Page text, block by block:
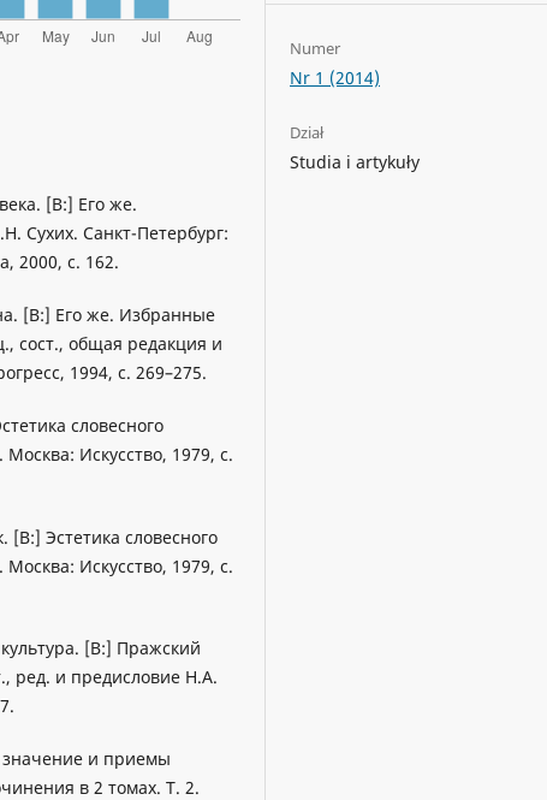
[В:] Его же.
Сухих. Санкт-Петербург:
2000, с. 162.
[В:] Его же. Избранные
сост., общая редакция и
1994, с. 269–275.
словесного
Искусство, 1979, с.
Эстетика словесного
Искусство, 1979, c.
[В:] Пражский
ред. и предисловие Н.А.
значение и приемы
в 2 томах. Т. 2.
Numer
Nr 1 (2014)
Dział
Studia i artykuły